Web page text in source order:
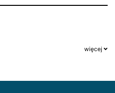
więcej